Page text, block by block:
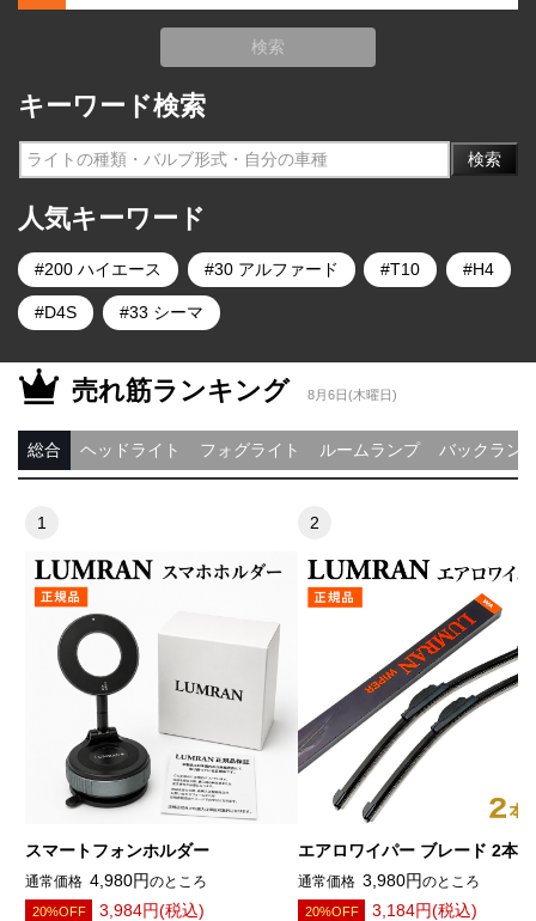
検索
キーワード検索
検索
人気キーワード
200 ハイエース 30 アルファード T10 H4
D4S 33 シーマ
売れ筋ランキング 8月6日(木曜日)
ヘッドライト フォグライト ルームランプ バックラン
総合
スマートフォンホルダー
通常価格 4,980円のところ
20%OFF 3,984円(税込)
エアロワイパー ブレード 2本
通常価格 3,980円のところ
20%OFF 3,184円(税込)